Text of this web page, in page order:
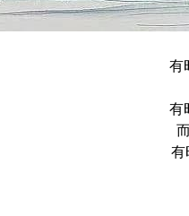
有
有
有